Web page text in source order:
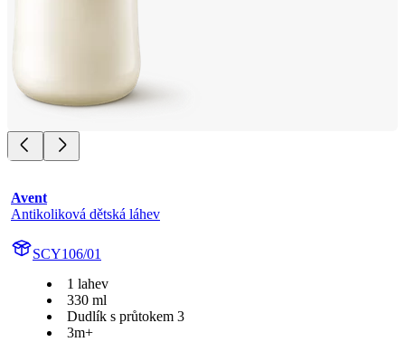
Avent
Antikoliková dětská láhev
SCY106/01
1 lahev
330 ml
Dudlík s průtokem 3
3m+